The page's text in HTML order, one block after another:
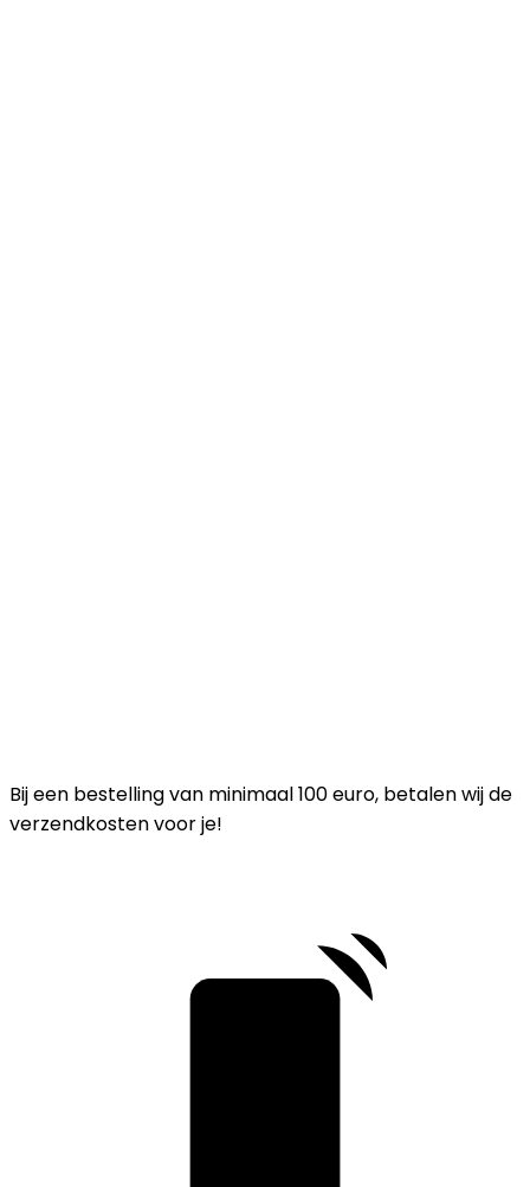
Bij een bestelling van minimaal 100 euro, betalen wij de
verzendkosten voor je!